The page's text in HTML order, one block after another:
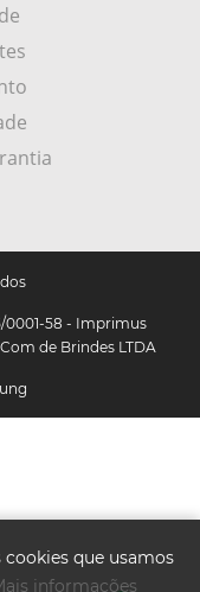
que usamos
informações
0001-58 - Imprimus
de Brindes LTDA